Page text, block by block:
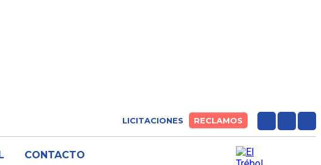
LICITACIONES RECLAMOS
CONTACTO